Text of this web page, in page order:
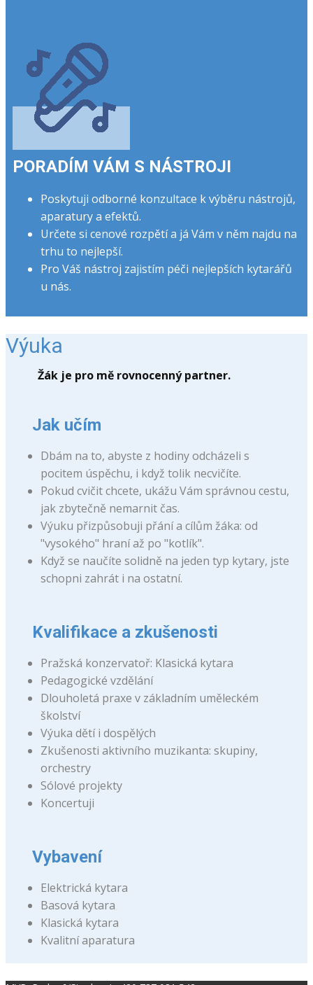
PORADÍM VÁM S NÁSTROJI
Poskytuji odborné konzultace k výběru nástrojů,
aparatury a efektů.
Určete si cenové rozpětí a já Vám v něm najdu na
trhu to nejlepší.
Pro Váš nástroj zajistím péči nejlepších kytarářů
u nás.
Výuka
Žák je pro mě rovnocenný partner.
Jak učím
Dbám na to, abyste z hodiny odcházeli s
pocitem úspěchu, i když tolik necvičíte.
Pokud cvičit chcete, ukážu Vám správnou cestu,
jak zbytečně nemarnit čas.
Výuku přizpůsobuji přání a cílům žáka: od
"vysokého" hraní až po "kotlík".
Když se naučíte solidně na jeden typ kytary, jste
schopni zahrát i na ostatní.
Kvalifikace a zkušenosti
Pražská konzervatoř: Klasická kytara
Pedagogické vzdělání
Dlouholetá praxe v základním uměleckém
školství
Výuka dětí i dospělých
Zkušenosti aktivního muzikanta: skupiny,
orchestry
Sólové projekty
Koncertuji
Vybavení
Elektrická kytara
Basová kytara
Klasická kytara
Kvalitní aparatura